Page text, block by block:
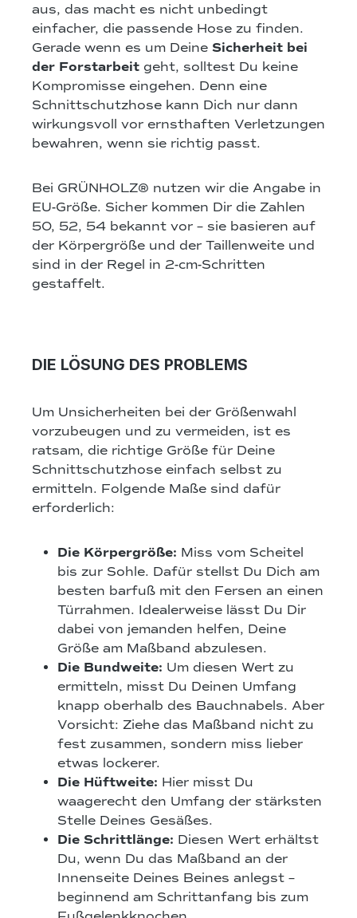
aus, das macht es nicht unbedingt
einfacher, die passende Hose zu finden.
Gerade wenn es um Deine Sicherheit bei
der Forstarbeit geht, solltest Du keine
Kompromisse eingehen. Denn eine
Schnittschutzhose kann Dich nur dann
wirkungsvoll vor ernsthaften Verletzungen
bewahren, wenn sie richtig passt.
Bei GRÜNHOLZ® nutzen wir die Angabe in
EU-Größe. Sicher kommen Dir die Zahlen
50, 52, 54 bekannt vor – sie basieren auf
der Körpergröße und der Taillenweite und
sind in der Regel in 2-cm-Schritten
gestaffelt.
DIE LÖSUNG DES PROBLEMS
Um Unsicherheiten bei der Größenwahl
vorzubeugen und zu vermeiden, ist es
ratsam, die richtige Größe für Deine
Schnittschutzhose einfach selbst zu
ermitteln. Folgende Maße sind dafür
erforderlich:
Die Körpergröße: Miss vom Scheitel
bis zur Sohle. Dafür stellst Du Dich am
besten barfuß mit den Fersen an einen
Türrahmen. Idealerweise lässt Du Dir
dabei von jemanden helfen, Deine
Größe am Maßband abzulesen.
Die Bundweite: Um diesen Wert zu
ermitteln, misst Du Deinen Umfang
knapp oberhalb des Bauchnabels. Aber
Vorsicht: Ziehe das Maßband nicht zu
fest zusammen, sondern miss lieber
etwas lockerer.
Die Hüftweite: Hier misst Du
waagerecht den Umfang der stärksten
Stelle Deines Gesäßes.
Die Schrittlänge: Diesen Wert erhältst
Du, wenn Du das Maßband an der
Innenseite Deines Beines anlegst –
beginnend am Schrittanfang bis zum